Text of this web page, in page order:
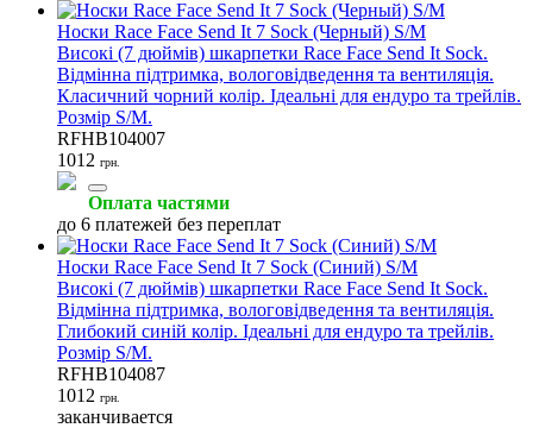
Носки Race Face Send It 7 Sock (Черный) S/M
Високі (7 дюймів) шкарпетки Race Face Send It Sock.
Відмінна підтримка, вологовідведення та вентиляція.
Класичний чорний колір. Ідеальні для ендуро та трейлів.
Розмір S/M.
RFHB104007
1012 грн.
Оплата частями
до 6 платежей без переплат
Носки Race Face Send It 7 Sock (Синий) S/M
Високі (7 дюймів) шкарпетки Race Face Send It Sock.
Відмінна підтримка, вологовідведення та вентиляція.
Глибокий синій колір. Ідеальні для ендуро та трейлів.
Розмір S/M.
RFHB104087
1012 грн.
заканчивается